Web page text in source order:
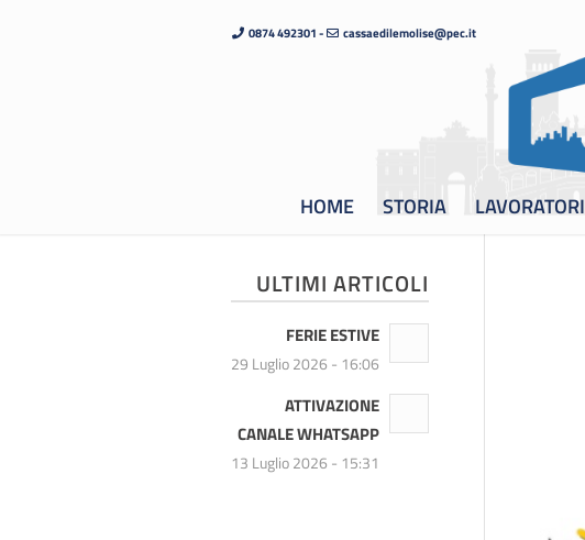
0874 492301 - cassaedilemolise@pec.it
HOME STORIA LAVORATORI
ULTIMI ARTICOLI
FERIE ESTIVE
29 Luglio 2026 - 16:06
ATTIVAZIONE
CANALE WHATSAPP
13 Luglio 2026 - 15:31